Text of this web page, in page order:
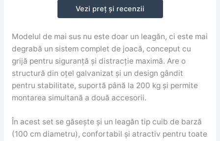
Vezi preț și recenzii
Modelul de mai sus nu este doar un leagăn, ci este mai
degrabă un sistem complet de joacă, conceput cu
grijă pentru siguranță și distracție maximă. Are o
structură din oțel galvanizat și un design gândit
pentru stabilitate, suportă până la 200 kg și permite
montarea simultană a două accesorii.
În acest set se găsește și un leagăn tip cuib de barză
(100 cm diametru), confortabil și atractiv pentru toate